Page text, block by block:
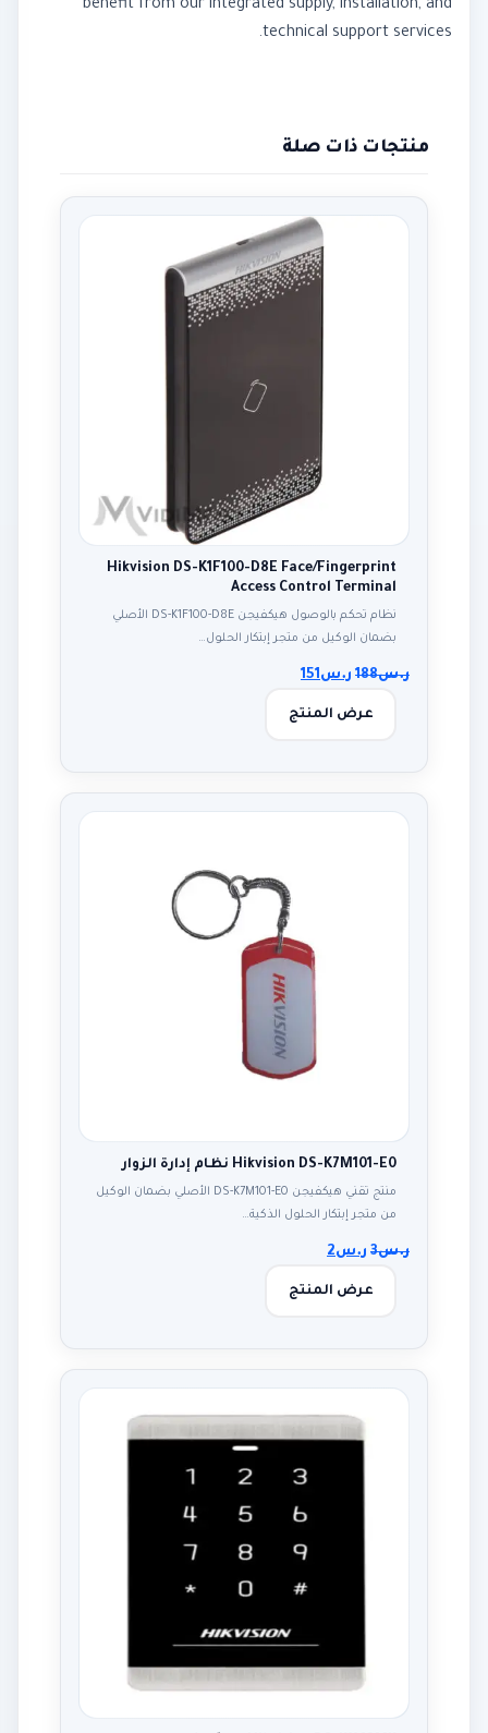
benefit from our integrated supply, installation, and
technical support services.
منتجات ذات صلة
Hikvision DS-K1F100-D8E Face/Fingerprint
Access Control Terminal
نظام تحكم بالوصول هيكفيجن DS-K1F100-D8E الأصلي
بضمان الوكيل من متجر إبتكار الحلول…
ر.س188 ر.س151
عرض المنتج
Hikvision DS-K7M101-E0 نظام إدارة الزوار
منتج تقني هيكفيجن DS-K7M101-E0 الأصلي بضمان الوكيل
من متجر إبتكار الحلول الذكية…
ر.س3 ر.س2
عرض المنتج